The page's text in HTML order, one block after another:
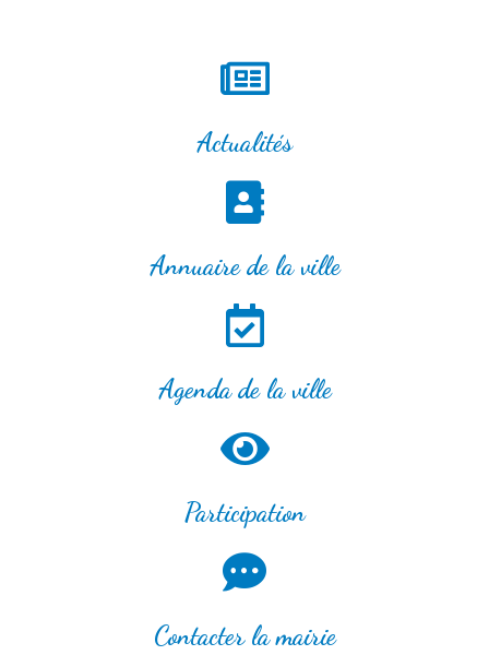
Actualités
Annuaire de la ville
Agenda de la ville
Participation
Contacter la mairie